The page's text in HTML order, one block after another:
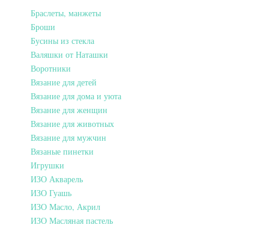
Браслеты, манжеты
Броши
Бусины из стекла
Валяшки от Наташки
Воротники
Вязание для детей
Вязание для дома и уюта
Вязание для женщин
Вязание для животных
Вязание для мужчин
Вязаные пинетки
Игрушки
ИЗО Акварель
ИЗО Гуашь
ИЗО Масло, Акрил
ИЗО Масляная пастель